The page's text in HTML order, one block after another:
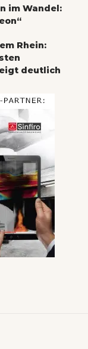
im Wandel:
Rhein:
deutlich